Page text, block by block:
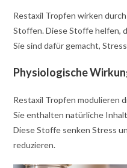
Restaxil Tropfen wirken
Stoffen. Diese Stoffe helfen,
Sie sind dafür gemacht,
Physiologische
Restaxil Tropfen modulieren
Sie enthalten natürliche
Diese Stoffe senken Stress
reduzieren.